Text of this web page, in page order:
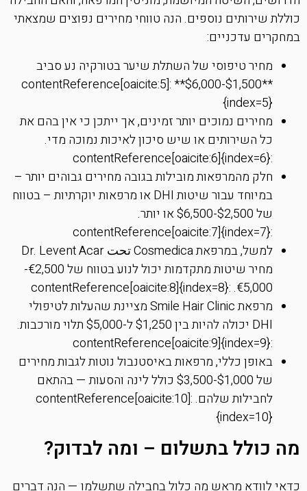
כוללת שירותים נוספים. הנה טווחי מחירים נפוצים שמצאתי
במחקרים עדכניים:
מחיר טיפוסי של השתלת שיער בטורקיה נע סביב
**$1,500-$6,000** :contentReference[oaicite:5]
{index=5}
מחירים נמוכים יותר זמינים, אך ייתכן כי אין בהם את
כל השירותים או שיש סיכון לאיכות נמוכה מדי.
:contentReference[oaicite:6]{index=6}
חלק מהמרפאות מובילות בגובה מחירים גבוהים יותר –
במיוחד עבור שיטות DHI או מרפאות יוקרתיות – בטווח
של $2,500-$6,500 או יותר.
:contentReference[oaicite:7]{index=7}
למשל, במרפאת Cosmedica تحت Dr. Levent Acar
מחיר שיטות מתקדמות יכול לנוע בטווח של €2,500-
€5,000. :contentReference[oaicite:8]{index=8}
מרפאת Smile Hair Clinic מציינת שהעלות לטיפולי
DHI יכולה להיות בין $1,250 ל-$5,000 תלוי מורכבות.
:contentReference[oaicite:9]{index=9}
באופן כללי, מרפאות באיסטנבול נוטות לגבות מחירים
של $1,000-$3,500 כולל לינה והסעות — בהתאם
לחבילות שלהם. :contentReference[oaicite:10]
{index=10}
מה כולל בתשלום – ומה לבדוק?
כדאי לוודא מראש מה כלול בחבילה שתשלמו — הנה דברים